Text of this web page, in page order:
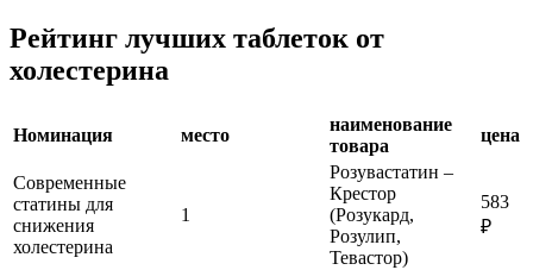
Рейтинг лучших таблеток от
холестерина
Номинация место
наименование
товара
цена
Современные
статины для
снижения
холестерина
1
Розувастатин –
Крестор
(Розукард,
Розулип,
Тевастор)
583
₽